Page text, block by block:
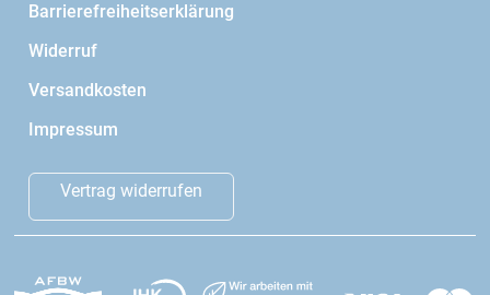
Barrierefreiheitserklärung
Widerruf
Versandkosten
Impressum
Vertrag widerrufen